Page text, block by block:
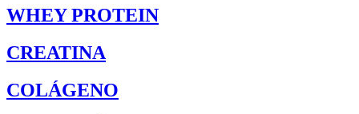
WHEY PROTEIN
CREATINA
COLÁGENO